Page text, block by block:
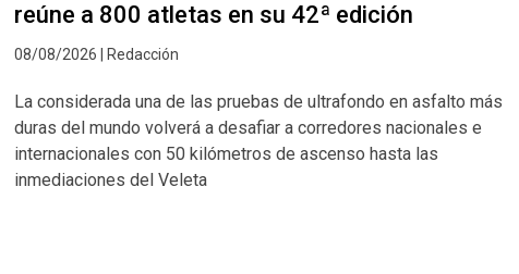
reúne a 800 atletas en su 42ª edición
08/08/2026 | Redacción
La considerada una de las pruebas de ultrafondo en asfalto más
duras del mundo volverá a desafiar a corredores nacionales e
internacionales con 50 kilómetros de ascenso hasta las
inmediaciones del Veleta